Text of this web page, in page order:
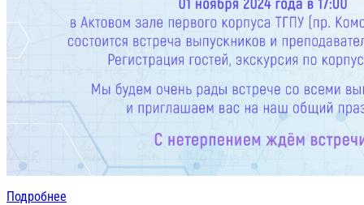
Подробнее